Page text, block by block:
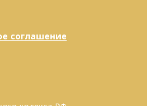
соглашение